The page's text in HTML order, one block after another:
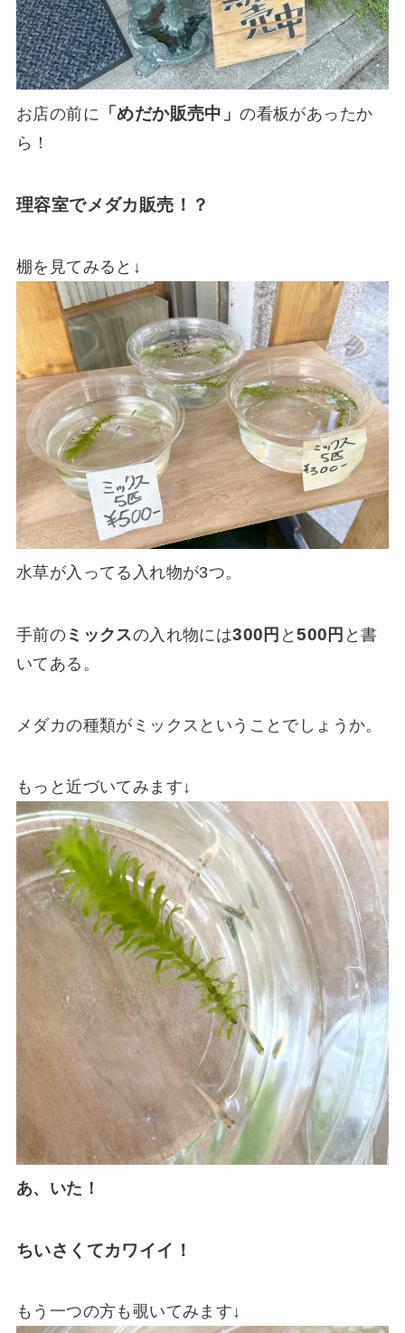
お店の前に 「めだか販売中」の看板があったか
ら！
理容室でメダカ販売！？
棚を見てみると↓
水草が入ってる入れ物が3つ。
手前の ミックスの入れ物には300 円 と500 円 と書
いてある。
メダカの種類がミックスということでしょうか。
もっと近づいてみます↓
あ、いた！
ちいさくてカワイイ！
もう一つの方も覗いてみます↓